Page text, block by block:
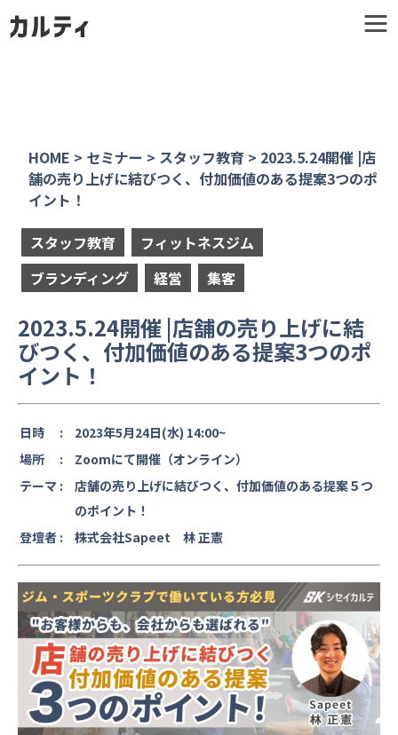
HOME > セミナー > スタッフ教育 > 2023.5.24開催 |店
舗の売り上げに結びつく、付加価値のある提案3つのポ
イント！
スタッフ教育
フィットネスジム
ブランディング
経営 集客
2023.5.24開催 |店舗の売り上げに結
びつく、付加価値のある提案3つのポ
イント！
日時 :
2023年5月24日(水) 14:00~
場所 :
Zoomにて開催（オンライン）
テーマ :
店舗の売り上げに結びつく、付加価値のある提案５つ
のポイント！
登壇者 :
株式会社Sapeet 林 正憲